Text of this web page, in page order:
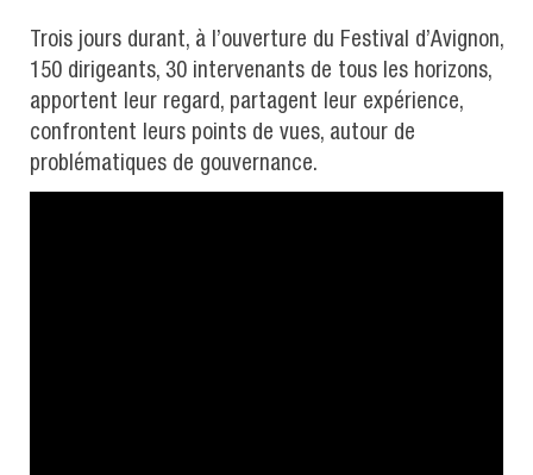
Trois jours durant, à l’ouverture du Festival d’Avignon,
150 dirigeants, 30 intervenants de tous les horizons,
apportent leur regard, partagent leur expérience,
confrontent leurs points de vues, autour de
problématiques de gouvernance.